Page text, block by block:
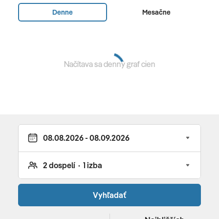
Ultra All Inclusive
raňajky, obedy a večere formou bohatých bufetových
stolov • neskoré raňajky • snacky a zmrzlina počas dňa •
Vybavenie a služby hotela
hotel pozostávajúci z hlavnej 6 poschodovej budovy •
(za poplatok) • Wi-Fi zdarma • internetový kútik (za
poplatok) • niekoľko barov • obchody • vonkajšie bazény
aj so šmýkačkami • detský bazén • aquapark • zábavný
park pre deti aj dospelých • wellness za poplatok •
Denne Mesačne
Načítava sa denný graf cien
Vyhľadať